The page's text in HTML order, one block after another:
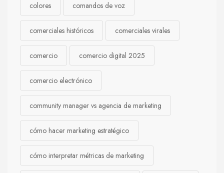
colores comandos de voz
comerciales históricos comerciales virales
comercio comercio digital 2025
comercio electrónico
community manager vs agencia de marketing
cómo hacer marketing estratégico
cómo interpretar métricas de marketing